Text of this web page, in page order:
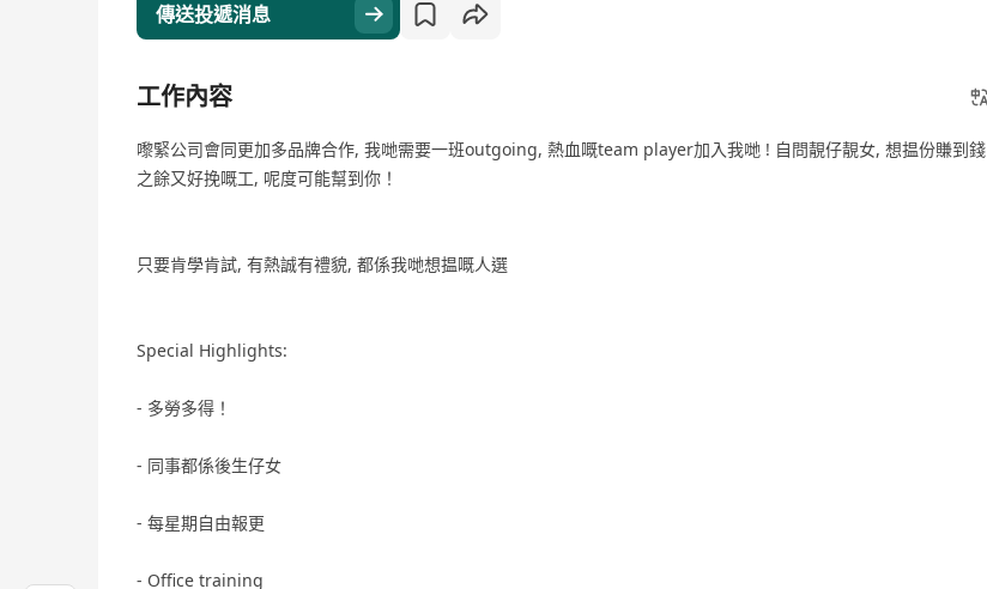
傳送投遞消息
工作內容
嚟緊公司會同更加多品牌合作, 我哋需要一班outgoing, 熱血嘅team player加入我哋 ! 自問靚仔靚女, 想揾份賺到錢
之餘又好挽嘅工, 呢度可能幫到你！
只要肯學肯試, 有熱誠有禮貌, 都係我哋想揾嘅人選
Special Highlights:
- 多勞多得！
- 同事都係後生仔女
- 每星期自由報更
- Office training